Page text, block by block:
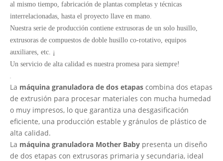
al mismo tiempo, fabricación de plantas completas y técnicas
interrelacionadas, hasta el proyecto llave en mano.
Nuestra serie de producción contiene extrusoras de un solo husillo,
extrusoras de compuestos de doble husillo co-rotativo, equipos
auxiliares, etc. ¡
Un servicio de alta calidad es nuestra promesa para siempre!
La máquina granuladora de dos etapas combina dos etapas
de extrusión para procesar materiales con mucha humedad
o muy impresos, lo que garantiza una desgasificación
eficiente, una producción estable y gránulos de plástico de
alta calidad.
La máquina granuladora Mother Baby presenta un diseño
de dos etapas con extrusoras primaria y secundaria, ideal